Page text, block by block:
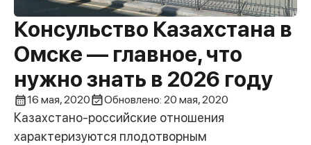
Консульство Казахстана в
Омске — главное, что
нужно знать в 2026 году
16 мая, 2020 Обновлено: 20 мая, 2020
Казахстано-российские отношения
характеризуются плодотворным